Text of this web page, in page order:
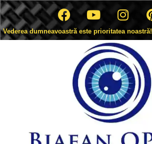
Vederea dumneavoastră este prioritatea noastră!